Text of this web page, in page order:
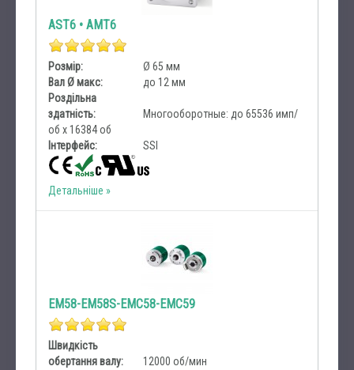
AST6 • AMT6
Розмір:
Ø 65 мм
Вал Ø макс:
до 12 мм
Роздільна
здатність:
Многооборотные: до 65536 имп/
об х 16384 об
Інтерфейс:
SSI
Детальніше
EM58-EM58S-EMC58-EMC59
Швидкість
обертання валу:
12000 об/мин